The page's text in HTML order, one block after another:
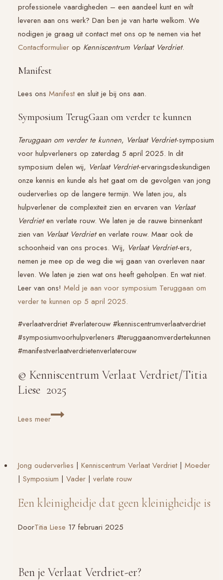
professionele vaardigheden – een aandeel kunt en wilt
leveren aan ons werk? Dan ben je van harte welkom. We
nodigen je graag uit contact met ons op te nemen via het
Contactformulier op Kenniscentrum Verlaat Verdriet.
Manifest
Lees ons Manifest en sluit je bij ons aan.
Symposium TerugGaan om verder te kunnen
Teruggaan om verder te kunnen, Verlaat Verdriet-symposium
voor hulpverleners op zaterdag 5 april 2025. In dit
symposium delen wij, Verlaat Verdriet-ervaringsdeskundigen
onze kennis en kunde als het gaat om de gevolgen van jong
ouderverlies op de langere termijn. We laten jou, als
hulpverlener de complexiteit zien en ervaren van Verlaat
Verdrieten verlate rouw. We laten je de rauwe binnenkant
zien van Verlaat Verdrieten verlate rouw. Maar ook de
schoonheid van ons proces. Wij, Verlaat Verdriet-ers,
nemen je mee op de weg die wij gaan van overleven naar
leven. We laten je zien wat ons heeft geholpen. En wat niet.
Leer van ons! Meld je aan voor symposium Teruggaan om
verder te kunnen op 5 april 2025.
#verlaatverdriet #verlaterouw #kenniscentrumverlaatverdriet
#symposiumvoorhulpverleners #teruggaanomverdertekunnen
#manifestverlaatverdrietenverlaterouw
© Kenniscentrum Verlaat Verdriet/Titia
Liese 2025
Lees meerWij
Verdriet
Jong ouderverlies | Kenniscentrum Verlaat Verdriet | Moeder
| Symposium | Vader | verlate rouw
Een kleinigheidje dat geen kleinigheidje is
DoorTitia Liese 17 februari 2025
Ben je Verlaat Verdriet-er?